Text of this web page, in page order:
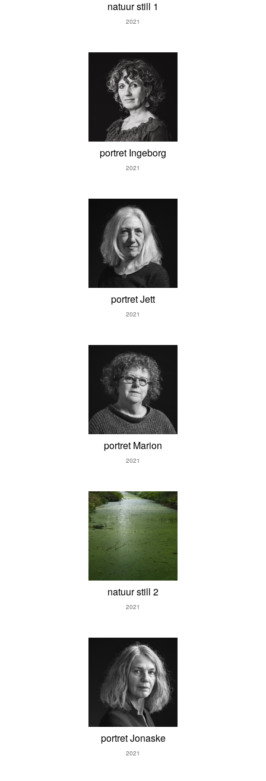
natuur still 1
2021
portret Ingeborg
2021
portret Jett
2021
portret Marion
2021
natuur still 2
2021
portret Jonaske
2021